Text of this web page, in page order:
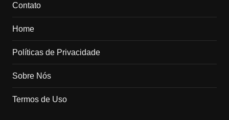
Contato
Home
Políticas de Privacidade
Sobre Nós
Termos de Uso